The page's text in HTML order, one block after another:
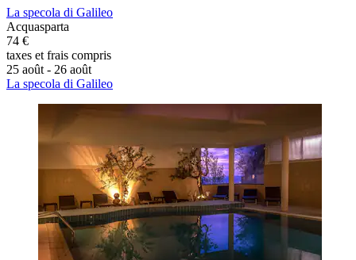
La specola di Galileo
Acquasparta
74 €
taxes et frais compris
25 août - 26 août
La specola di Galileo